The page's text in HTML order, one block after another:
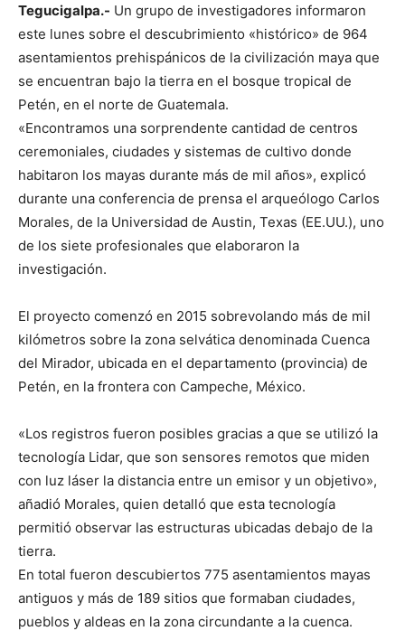
Tegucigalpa.- Un grupo de investigadores informaron
este lunes sobre el descubrimiento «histórico» de 964
asentamientos prehispánicos de la civilización maya que
se encuentran bajo la tierra en el bosque tropical de
Petén, en el norte de Guatemala.
«Encontramos una sorprendente cantidad de centros
ceremoniales, ciudades y sistemas de cultivo donde
habitaron los mayas durante más de mil años», explicó
durante una conferencia de prensa el arqueólogo Carlos
Morales, de la Universidad de Austin, Texas (EE.UU.), uno
de los siete profesionales que elaboraron la
investigación.
El proyecto comenzó en 2015 sobrevolando más de mil
kilómetros sobre la zona selvática denominada Cuenca
del Mirador, ubicada en el departamento (provincia) de
Petén, en la frontera con Campeche, México.
«Los registros fueron posibles gracias a que se utilizó la
tecnología Lidar, que son sensores remotos que miden
con luz láser la distancia entre un emisor y un objetivo»,
añadió Morales, quien detalló que esta tecnología
permitió observar las estructuras ubicadas debajo de la
tierra.
En total fueron descubiertos 775 asentamientos mayas
antiguos y más de 189 sitios que formaban ciudades,
pueblos y aldeas en la zona circundante a la cuenca.